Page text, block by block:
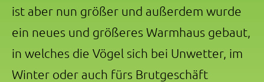
ist aber nun größer und außerdem wurde
ein neues und größeres Warmhaus gebaut,
in welches die Vögel sich bei Unwetter, im
Winter oder auch fürs Brutgeschäft